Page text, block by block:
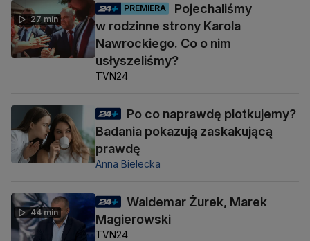
27 min
PREMIERA
Pojechaliśmy
w rodzinne strony Karola
Nawrockiego. Co o nim
usłyszeliśmy?
TVN24
Po co naprawdę plotkujemy?
Badania pokazują zaskakującą
prawdę
Anna Bielecka
44 min
Waldemar Żurek, Marek
Magierowski
TVN24